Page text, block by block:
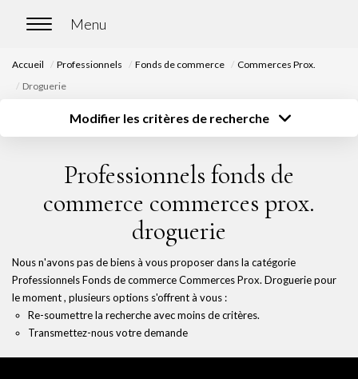
ACHETER
Nos biens en vente
LOUER
Nos biens en location
Nos biens loués
Accueil Professionnels Fonds de commerce
Commerces Prox.
Droguerie
Modifier les critères de recherche
Sélectionnez...
Type de bien
Sélectionnez...
Surface
Budget
Créer une alerte
Professionnels fonds de
commerce commerces prox.
droguerie
Nous n'avons pas de biens à vous proposer dans la catégorie
Professionnels Fonds de commerce Commerces Prox. Droguerie pour
le moment , plusieurs options s'offrent à vous :
Re-soumettre la recherche avec moins de critères.
Transmettez-nous votre demande